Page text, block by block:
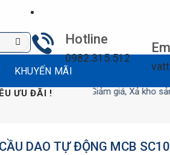
Hotline
0982.315.512
ƯU ĐÃI ! Giảm giá, Xả kho sản
KHUYẾN MÃI
CẦU DAO TỰ ĐỘNG MCB